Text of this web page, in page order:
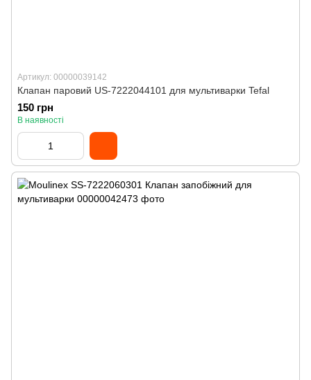
Артикул: 00000039142
Клапан паровий US-7222044101 для мультиварки Tefal
150 грн
В наявності